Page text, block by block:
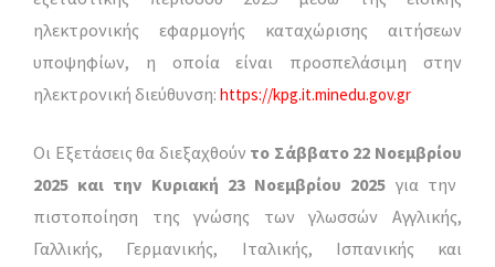
ηλεκτρονικής εφαρμογής καταχώρισης αιτήσεων
υποψηφίων, η οποία είναι προσπελάσιμη στην
ηλεκτρονική διεύθυνση: https://kpg.it.minedu.gov.gr
Οι Εξετάσεις θα διεξαχθούν το Σάββατο22 Νοεμβρίου
2025 και την Κυριακή 23 Νοεμβρίου 2025 για την
πιστοποίηση της γνώσης των γλωσσών Αγγλικής,
Γαλλικής, Γερμανικής, Ιταλικής, Ισπανικής και